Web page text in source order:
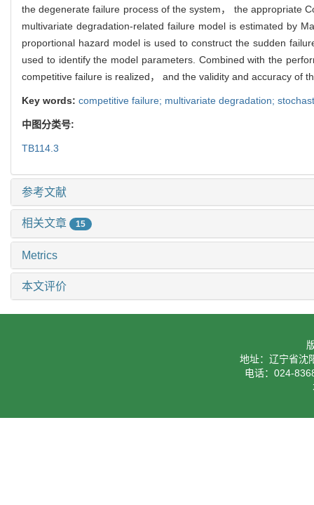
the degenerate failure process of the system， the appropriate
multivariate degradation-related failure model is estimated by
proportional hazard model is used to construct the sudden
used to identify the model parameters. Combined with the
competitive failure is realized， and the validity and accuracy of
Key words: competitive failure; multivariate degradation;
中图分类号:
TB114.3
参考文献
相关文章 15
Metrics
本文评价
地址：辽宁省沈
电话：024-